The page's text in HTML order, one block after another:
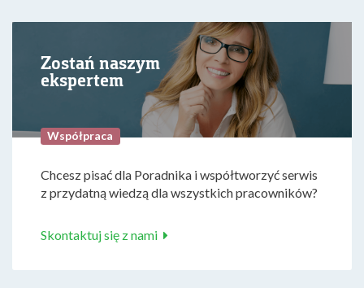
Zostań naszym
ekspertem
Współpraca
Chcesz pisać dla Poradnika i współtworzyć serwis
z przydatną wiedzą dla wszystkich pracowników?
Skontaktuj się z nami